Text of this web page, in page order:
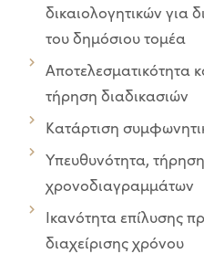
δικαιολογητικών για
του δημόσιου τομέα
Αποτελεσματικότητα
τήρηση διαδικασιών
Κατάρτιση
Υπευθυνότητα,
χρονοδιαγραμμάτων
Ικανότητα επίλυσης
διαχείρισης χρόνου